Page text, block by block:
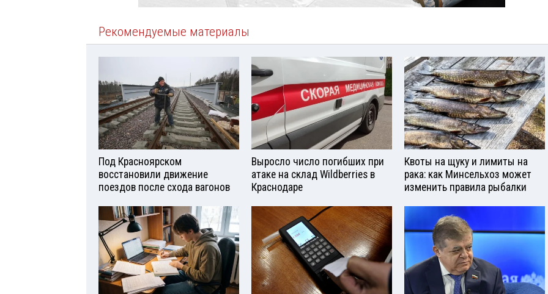
Рекомендуемые материалы
Под Красноярском
восстановили движение
поездов после схода вагонов
Выросло число погибших при
атаке на склад Wildberries в
Краснодаре
Квоты на щуку и лимиты на
рака: как Минсельхоз может
изменить правила рыбалки